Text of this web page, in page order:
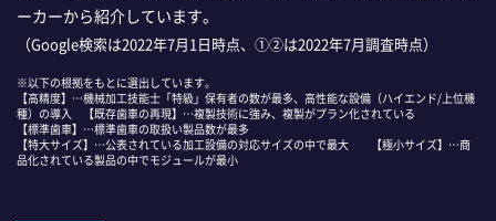
ーカーから紹介しています。
（Google検索は2022年7月1日時点、①②は2022年7月調査時点）
※以下の根拠をもとに選出しています。
【高精度】…機械加工技能士「特級」保有者の数が最多、高性能な設備（ハイエンド/上位機
種）の導入 【既存歯車の再現】…複製技術に強み、複製がプラン化されている
【標準歯車】…標準歯車の取扱い製品数が最多
【特大サイズ】…公表されている加工設備の対応サイズの中で最大 【極小サイズ】…商
品化されている製品の中でモジュールが最小